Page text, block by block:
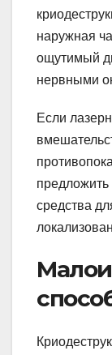
наружная
ощутимый
нервными
Если
средства